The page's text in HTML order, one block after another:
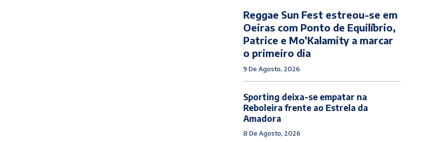
Reggae Sun Fest estreou-se em
Oeiras com Ponto de Equilíbrio,
Patrice e Mo’Kalamity a marcar
o primeiro dia
9 De Agosto, 2026
Sporting deixa-se empatar na
Reboleira frente ao Estrela da
Amadora
8 De Agosto, 2026